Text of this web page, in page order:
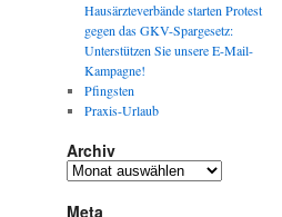
Hausärzteverbände starten Protest
gegen das GKV-Spargesetz:
Unterstützen Sie unsere E-Mail-
Kampagne!
Pfingsten
Praxis-Urlaub
Archiv
Archiv
Meta